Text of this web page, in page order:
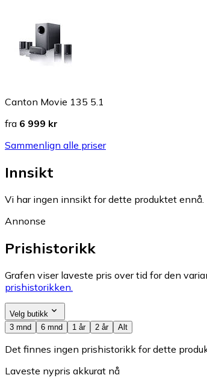
Canton Movie 135 5.1
fra 6 999 kr
Sammenlign alle priser
Innsikt
Vi har ingen innsikt for dette produktet ennå.
Annonse
Prishistorikk
Grafen viser laveste pris over tid for den
prishistorikken.
Velg butikk
3 mnd
6 mnd 1 år 2 år Alt
Det finnes ingen prishistorikk for dette
Laveste nypris akkurat nå